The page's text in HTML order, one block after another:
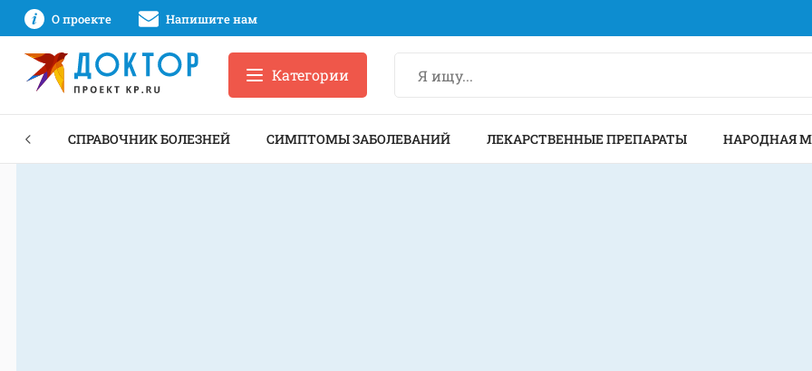
О проекте Напишите нам
Категории
СПРАВОЧНИК БОЛЕЗНЕЙ СИМПТОМЫ ЗАБОЛЕВАНИЙ ЛЕКАРСТВЕННЫЕ ПРЕПАРАТЫ НАРОДНАЯ